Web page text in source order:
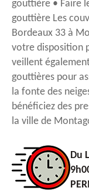
gouttière • Faire
gouttière Les
Bordeaux 33 à
votre disposition
veillent
gouttières pour
la fonte des
bénéficiez des
la ville de
Du